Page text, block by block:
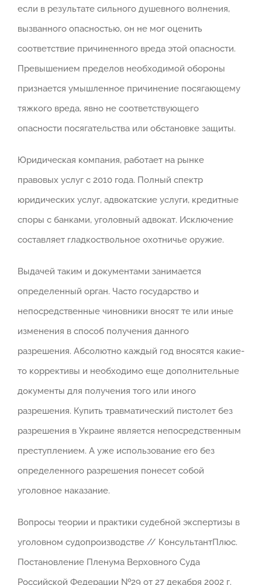
если в результате сильного душевного волнения,
вызванного опасностью, он не мог оценить
соответствие причиненного вреда этой опасности.
Превышением пределов необходимой обороны
признается умышленное причинение посягающему
тяжкого вреда, явно не соответствующего
опасности посягательства или обстановке защиты.
Юридическая компания, работает на рынке
правовых услуг с 2010 года. Полный спектр
юридических услуг, адвокатские услуги, кредитные
споры с банками, уголовный адвокат. Исключение
составляет гладкоствольное охотничье оружие.
Выдачей таким и документами занимается
определенный орган. Часто государство и
непосредственные чиновники вносят те или иные
изменения в способ получения данного
разрешения. Абсолютно каждый год вносятся какие-
то коррективы и необходимо еще дополнительные
документы для получения того или иного
разрешения. Купить травматический пистолет без
разрешения в Украине является непосредственным
преступлением. А уже использование его без
определенного разрешения понесет собой
уголовное наказание.
Вопросы теории и практики судебной экспертизы в
уголовном судопроизводстве // КонсультантПлюс.
Постановление Пленума Верховного Суда
Российской Федерации №29 от 27 декабря 2002 г.